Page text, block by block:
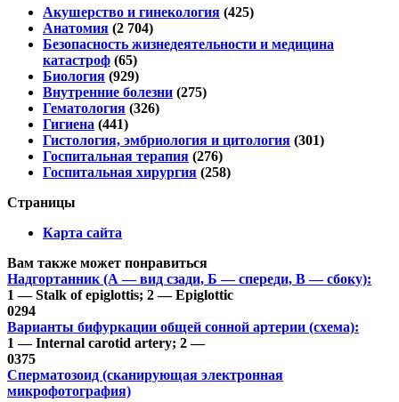
Акушерство и гинекология (425)
Анатомия (2 704)
Безопасность жизнедеятельности и медицина
катастроф (65)
Биология (929)
Внутренние болезни (275)
Гематология (326)
Гигиена (441)
Гистология, эмбриология и цитология (301)
Госпитальная терапия (276)
Госпитальная хирургия (258)
Страницы
Карта сайта
Вам также может понравиться
Надгортанник (А — вид сзади, Б — спереди, В — сбоку):
1 — Stalk of epiglottis; 2 — Epiglottic
0294
Варианты бифуркации общей сонной артерии (схема):
1 — Internal carotid artery; 2 —
0375
Сперматозоид (сканирующая электронная
микрофотография)